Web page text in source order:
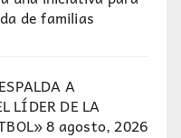
de familias
A
LÍDER DE LA
8 agosto, 2026